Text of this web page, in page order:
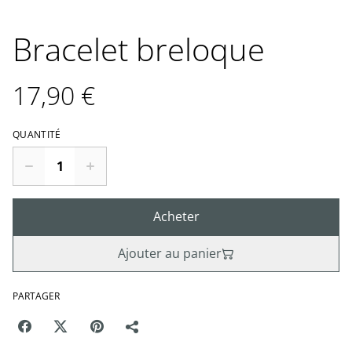
Bracelet breloque
17,90 €
QUANTITÉ
Acheter
Ajouter au panier
PARTAGER